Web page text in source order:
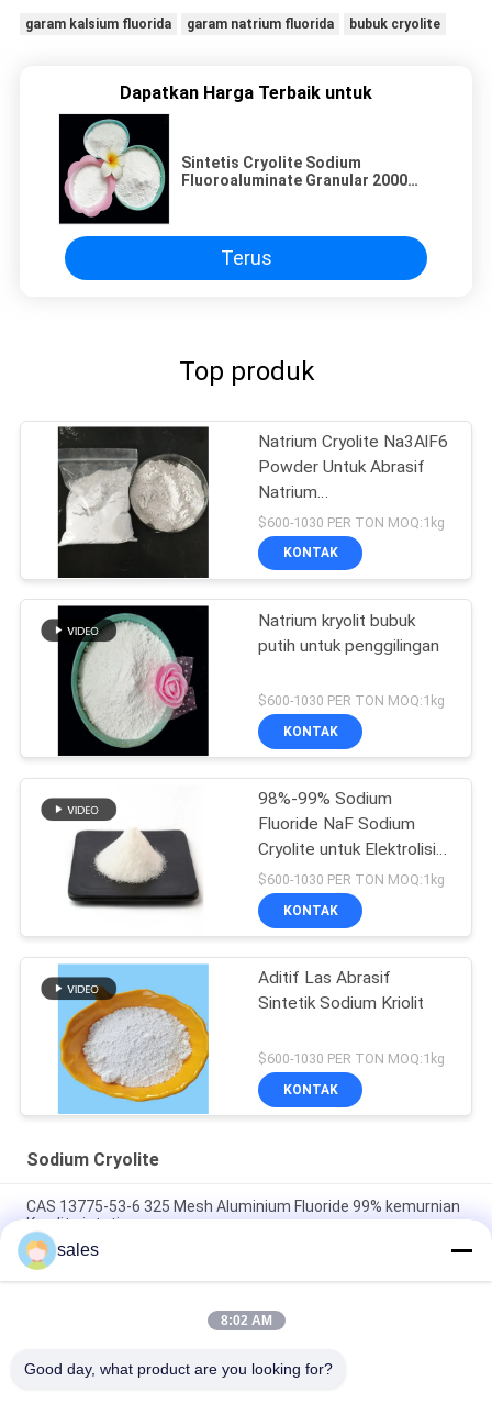
garam kalsium fluorida garam natrium fluorida bubuk cryolite
Dapatkan Harga Terbaik untuk
Sintetis Cryolite Sodium
Fluoroaluminate Granular 2000
Terus
Top produk
Natrium Cryolite Na3AlF6
Powder Untuk Abrasif
Natrium
Hexafluoroaluminate
$600-1030 PER TON MOQ:1kg
KONTAK
Natrium kryolit bubuk
putih untuk penggilingan
$600-1030 PER TON MOQ:1kg
KONTAK
98%-99% Sodium
Fluoride NaF Sodium
Cryolite untuk Elektrolisis
Aluminium
$600-1030 PER TON MOQ:1kg
KONTAK
Aditif Las Abrasif
Sintetik Sodium Kriolit
$600-1030 PER TON MOQ:1kg
KONTAK
Sodium Cryolite
CAS 13775-53-6 325 Mesh Aluminium Fluoride 99% kemurnian
Kryolit sintetis
Lebih dari 1000 Mesh Sodium Cryolite CAS 13775-53-6 Kelas
Industri
Berat Molekuler 209.94 Sodium Cryolite Senyawa Kimia Tidak
sales
8:02 AM
Good day, what product are you looking for?